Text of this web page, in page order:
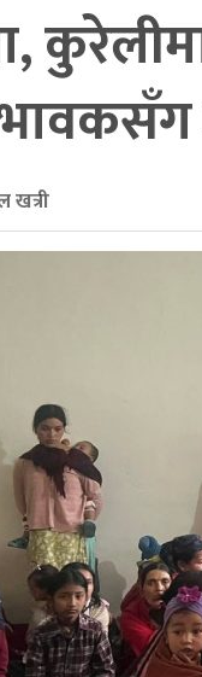
खत्री